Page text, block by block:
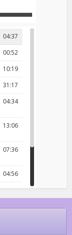
04:37
00:52
10:19
31:17
04:34
13:06
07:36
04:56
18:00
04:43